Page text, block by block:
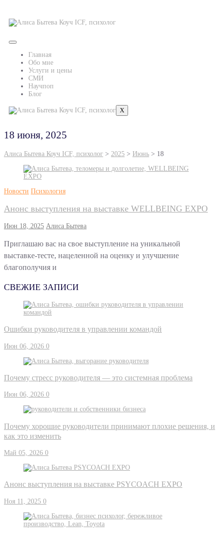
Главная
Обо мне
Услуги и цены
СМИ
Научпоп
Блог
X
18 июня, 2025
Алиса Бытева Коуч ICF, психолог > 2025 > Июнь > 18
Новости Психология
Анонс выступления на выставке WELLBEING EXPO
Июн 18, 2025 Алиса Бытева
Приглашаю вас на свое выступление на уникальной
выставке-тесте, нацеленной на оценку и улучшение
благополучия и
СВЕЖИЕ ЗАПИСИ
Ошибки руководителя в управлении командой
Июн 06, 2026 0
Почему стресс руководителя — это системная проблема
Июн 06, 2026 0
Почему хорошие руководители принимают плохие решения, и
как это изменить
Май 05, 2026 0
Анонс выступления на выставке PSYCOACH EXPO
Ноя 11, 2025 0